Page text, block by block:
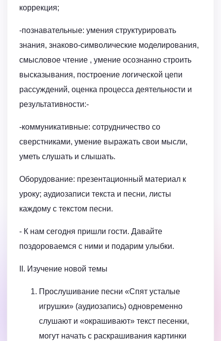
коррекция;
-познавательные: умения структурировать
знания, знаково-символические моделирования,
смысловое чтение , умение осознанно строить
высказывания, построение логической цепи
рассуждений, оценка процесса деятельности и
результативности:-
-коммуникативные: сотрудничество со
сверстниками, умение выражать свои мысли,
уметь слушать и слышать.
Оборудование: презентационный материал к
уроку; аудиозаписи текста и песни, листы
каждому с текстом песни.
- К нам сегодня пришли гости. Давайте
поздороваемся с ними и подарим улыбки.
II. Изучение новой темы
Прослушивание песни «Спят усталые
игрушки» (аудиозапись) одновременно
слушают и «окрашивают» текст песенки,
могут начать с раскрашивания картинки